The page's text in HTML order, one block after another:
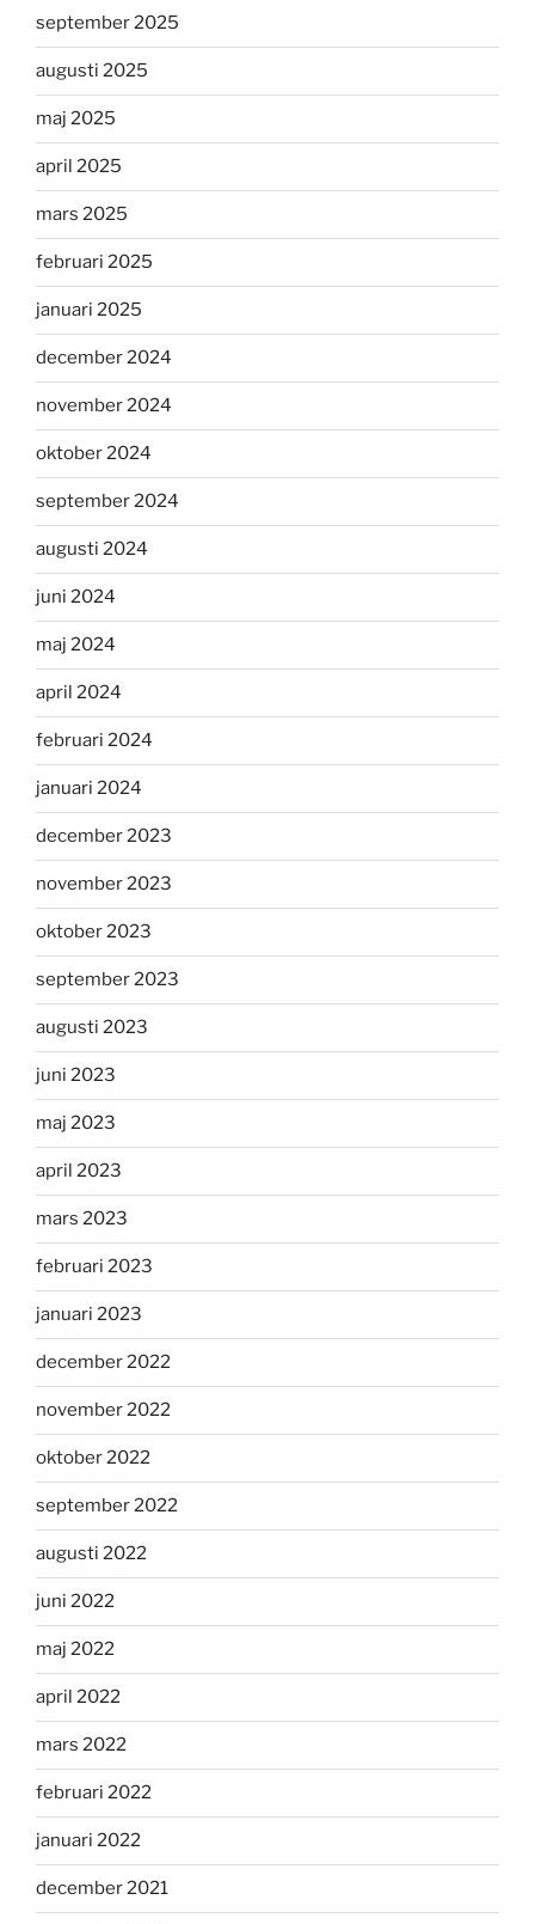
september 2025
augusti 2025
maj 2025
april 2025
mars 2025
februari 2025
januari 2025
december 2024
november 2024
oktober 2024
september 2024
augusti 2024
juni 2024
maj 2024
april 2024
februari 2024
januari 2024
december 2023
november 2023
oktober 2023
september 2023
augusti 2023
juni 2023
maj 2023
april 2023
mars 2023
februari 2023
januari 2023
december 2022
november 2022
oktober 2022
september 2022
augusti 2022
juni 2022
maj 2022
april 2022
mars 2022
februari 2022
januari 2022
december 2021